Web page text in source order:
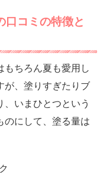
口コミの特徴と
もちろん夏も愛用し
が、塗りすぎたりブ
いまひとつという
のにして、塗る量は